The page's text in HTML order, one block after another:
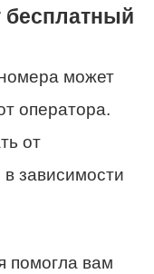
бесплатный
может
оператора.
от
в зависимости
помогла вам